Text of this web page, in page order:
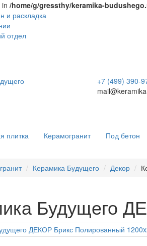
/home/g/gressthy/keramika-
и раскладка
отдел
+7 (499) 390-
плитка Керамогранит Под бетон
Керамика Будущего Декор
Будущего